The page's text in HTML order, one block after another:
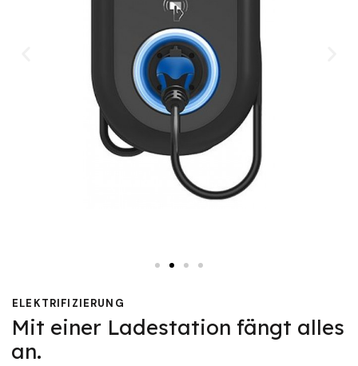
ELEKTRIFIZIERUNG
Mit einer Ladestation fängt alles
an.